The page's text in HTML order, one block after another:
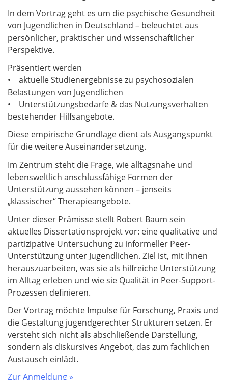
In dem Vortrag geht es um die psychische Gesundheit
von Jugendlichen in Deutschland – beleuchtet aus
persönlicher, praktischer und wissenschaftlicher
Perspektive.
Präsentiert werden
• aktuelle Studienergebnisse zu psychosozialen
Belastungen von Jugendlichen
• Unterstützungsbedarfe & das Nutzungsverhalten
bestehender Hilfsangebote.
Diese empirische Grundlage dient als Ausgangspunkt
für die weitere Auseinandersetzung.
Im Zentrum steht die Frage, wie alltagsnahe und
lebensweltlich anschlussfähige Formen der
Unterstützung aussehen können – jenseits
„klassischer“ Therapieangebote.
Unter dieser Prämisse stellt Robert Baum sein
aktuelles Dissertationsprojekt vor: eine qualitative und
partizipative Untersuchung zu informeller Peer-
Unterstützung unter Jugendlichen. Ziel ist, mit ihnen
herauszuarbeiten, was sie als hilfreiche Unterstützung
im Alltag erleben und wie sie Qualität in Peer-Support-
Prozessen definieren.
Der Vortrag möchte Impulse für Forschung, Praxis und
die Gestaltung jugendgerechter Strukturen setzen. Er
versteht sich nicht als abschließende Darstellung,
sondern als diskursives Angebot, das zum fachlichen
Austausch einlädt.
Zur Anmeldung »